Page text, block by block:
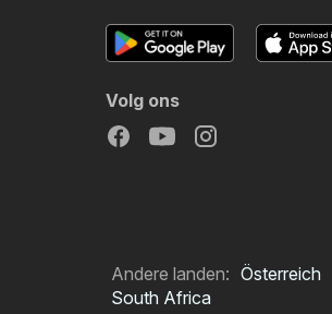
Volg ons
Andere landen: Österreich
South Africa